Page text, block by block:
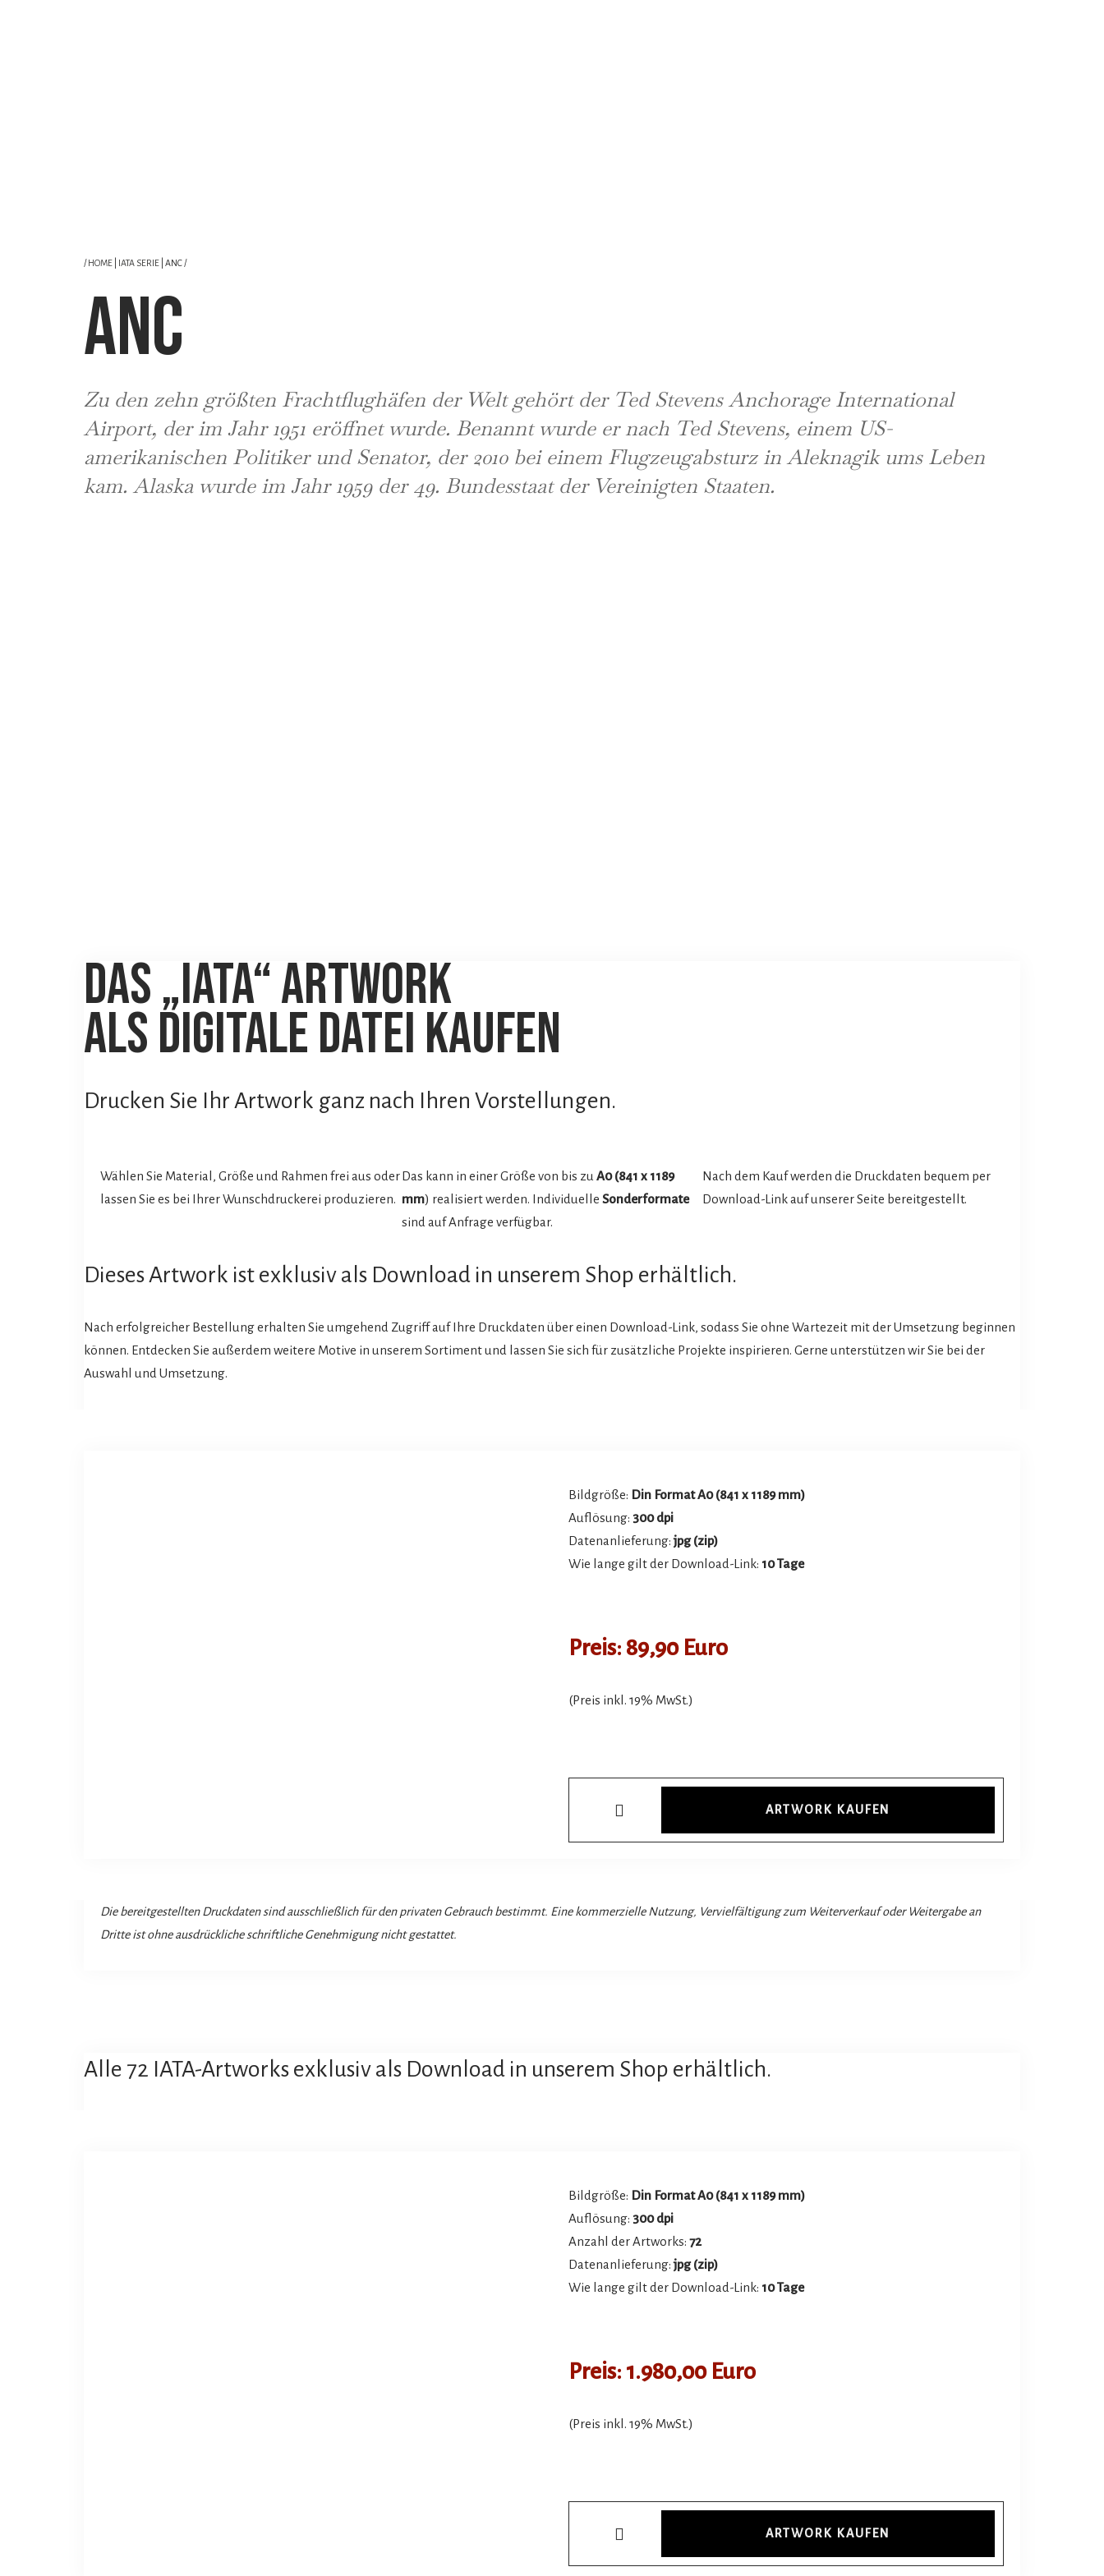
/HOME IATA SERIE | ANC /
ANC
Zu den zehn größten Frachtflughäfen der Welt gehört der Ted Stevens Anchorage International
Airport, der im Jahr 1951 eröffnet wurde. Benannt wurde er nach Ted Stevens, einem US-
amerikanischen Politiker und Senator, der 2010 bei einem Flugzeugabsturz in Aleknagik ums Leben
kam. Alaska wurde im Jahr 1959 der 49. Bundesstaat der Vereinigten Staaten.
Das „IATA“ Artwork
als digitale datei kaufen
Drucken Sie Ihr Artwork ganz nach Ihren Vorstellungen.
Wählen Sie Material, Größe und Rahmen frei aus oder
lassen Sie es bei Ihrer Wunschdruckerei produzieren.
Das kann in einer Größe von bis zu A0 (841 x 1189
mm) realisiert werden. Individuelle Sonderformate
sind auf Anfrage verfügbar.
Nach dem Kauf werden die Druckdaten bequem per
Download-Link auf unserer Seite bereitgestellt.
Dieses Artwork ist exklusiv als Download in unserem Shop erhältlich.
Nach erfolgreicher Bestellung erhalten Sie umgehend Zugriff auf Ihre Druckdaten über einen Download-Link, sodass Sie ohne Wartezeit mit der Umsetzung beginnen
können. Entdecken Sie außerdem weitere Motive in unserem Sortiment und lassen Sie sich für zusätzliche Projekte inspirieren. Gerne unterstützen wir Sie bei der
Auswahl und Umsetzung.
Bildgröße: Din FormatA0 (841 x 1189 mm)
Auflösung: 300 dpi
Datenanlieferung:jpg (zip)
Wie lange gilt der Download-Link: 10 Tage
Preis: 89,90 Euro
(Preis inkl. 19% MwSt.)
ARTWORK KAUFEN
Die bereitgestellten Druckdaten sind ausschließlich für den privaten Gebrauch bestimmt. Eine kommerzielle Nutzung, Vervielfältigung zum Weiterverkauf oder Weitergabe an
Dritte ist ohne ausdrückliche schriftliche Genehmigung nicht gestattet.
Alle 72 IATA-Artworks exklusiv als Download in unserem Shop erhältlich.
Bildgröße: Din FormatA0 (841 x 1189 mm)
Auflösung: 300 dpi
Anzahl der Artworks: 72
Datenanlieferung:jpg (zip)
Wie lange gilt der Download-Link: 10 Tage
Preis: 1.980,00 Euro
(Preis inkl. 19% MwSt.)
ARTWORK KAUFEN